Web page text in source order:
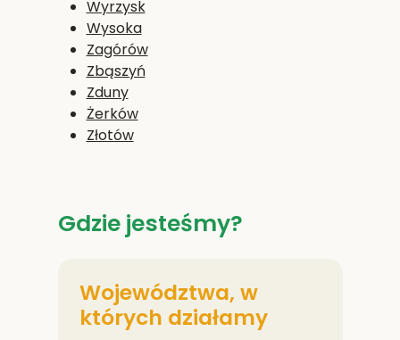
Gdzie jesteśmy?
Województwa, w
których działamy
Wyrzysk
Wysoka
Zagórów
Zbąszyń
Zduny
Żerków
Złotów